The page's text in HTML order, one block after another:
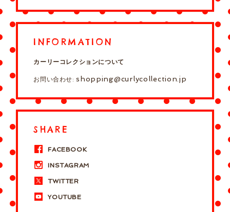
INFORMATION
カーリーコレクションについて
お問い合わせ:shopping@curlycollection.jp
SHARE
FACEBOOK
INSTAGRAM
TWITTER
YOUTUBE